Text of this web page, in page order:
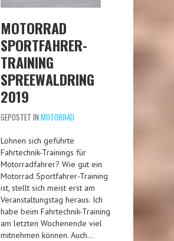
MOTORRAD
SPORTFAHRER-
TRAINING
SPREEWALDRING
2019
GEPOSTET IN MOTORRAD
Lohnen sich geführte
Fahrtechnik-Trainings für
Motorradfahrer? Wie gut ein
Motorrad Sportfahrer-Training
ist, stellt sich meist erst am
Veranstaltungstag heraus. Ich
habe beim Fahrtechnik-Training
am letzten Wochenende viel
mitnehmen können. Auch…